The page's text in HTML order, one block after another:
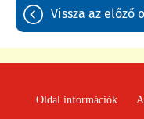
vissza az előző
Oldal információk